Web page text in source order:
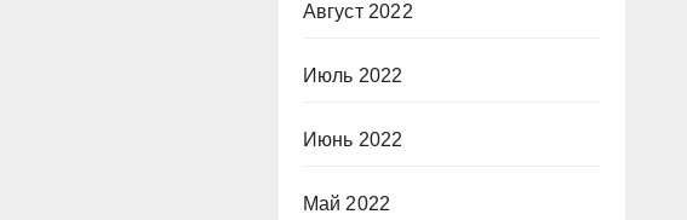
Август 2022
Июль 2022
Июнь 2022
Май 2022